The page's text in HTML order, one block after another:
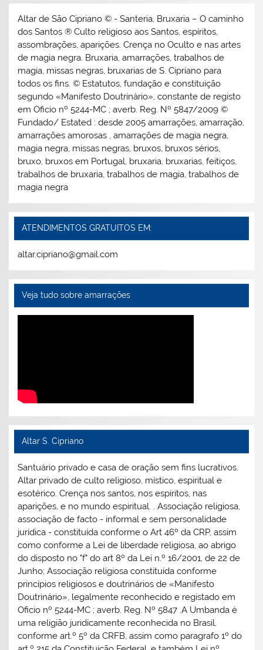
Altar de São Cipriano © - Santeria, Bruxaria – O caminho
dos Santos ® Culto religioso aos Santos, espíritos,
assombrações, aparições. Crença no Oculto e nas artes
de magia negra. Bruxaria, amarrações, trabalhos de
magia, missas negras, bruxarias de S. Cipriano para
todos os fins. © Estatutos, fundação e constituição
segundo «Manifesto Doutrinário», constante de registo
em Oficio nº 5244-MC ; averb. Reg. Nº 5847/2009 ©
Fundado/ Estated : desde 2005 amarrações, amarração,
amarrações amorosas , amarrações de magia negra,
magia negra, missas negras, bruxos, bruxos sérios,
bruxo, bruxos em Portugal, bruxaria, bruxarias, feitiços,
trabalhos de bruxaria, trabalhos de magia, trabalhos de
magia negra
ATENDIMENTOS GRATUITOS EM:
altar.cipriano@gmail.com
Veja tudo sobre amarrações
Altar S. Cipriano
Santuário privado e casa de oração sem fins lucrativos.
Altar privado de culto religioso, místico, espiritual e
esotérico. Crença nos santos, nos espíritos, nas
aparições, e no mundo espiritual. . Associação religiosa,
associação de facto - informal e sem personalidade
jurídica - constituída conforme o Art 46º da CRP, assim
como conforme a Lei de liberdade religiosa, ao abrigo
do disposto no "f" do art 8º da Lei n.º 16/2001, de 22 de
Junho; Associação religiosa constituída conforme
princípios religiosos e doutrinários de «Manifesto
Doutrinário», legalmente reconhecido e registado em
Oficio nº 5244-MC ; averb. Reg. Nº 5847 .A Umbanda é
uma religião juridicamente reconhecida no Brasil,
conforme art.º 5º da CRFB, assim como paragrafo 1º do